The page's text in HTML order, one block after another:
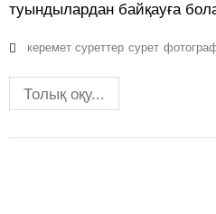
туындылардан байқауға
керемет суреттер сурет
Толық оқу...